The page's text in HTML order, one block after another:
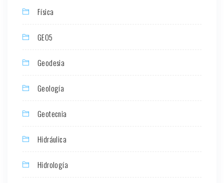
Física
GEO5
Geodesia
Geología
Geotecnia
Hidráulica
Hidrología